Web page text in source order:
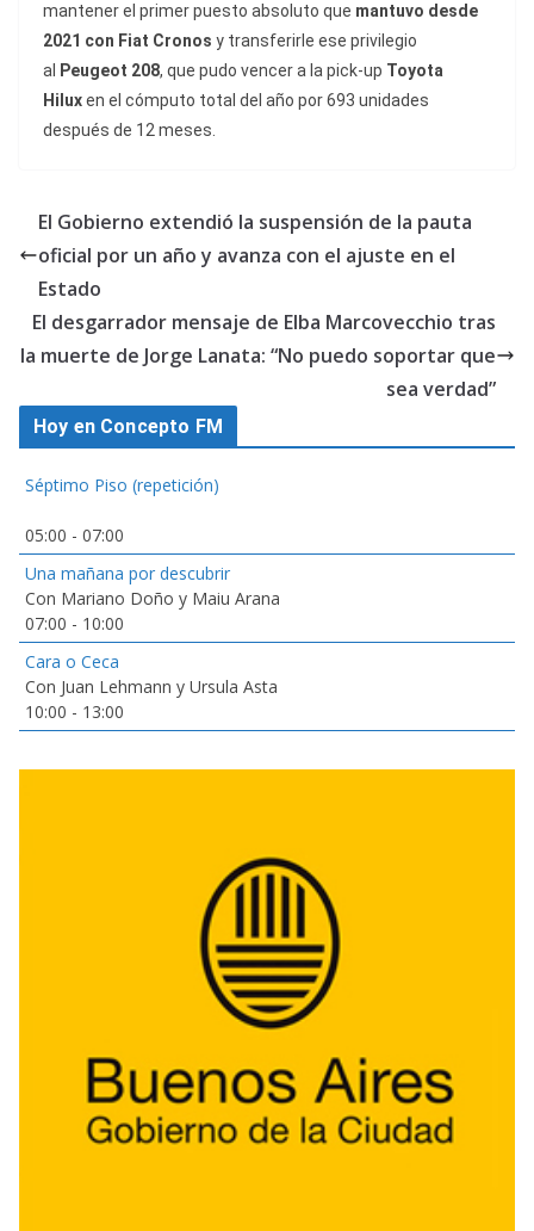
mantener el primer puesto absoluto que mantuvo desde
2021 con Fiat Cronos y transferirle ese privilegio
al Peugeot 208, que pudo vencer a la pick-up Toyota
Hiluxen el cómputo total del año por 693 unidades
después de 12 meses.
El Gobierno extendió la suspensión de la pauta
oficial por un año y avanza con el ajuste en el
Estado
El desgarrador mensaje de Elba Marcovecchio tras
la muerte de Jorge Lanata: “No puedo soportar que
sea verdad”
Hoy en Concepto FM
Séptimo Piso (repetición)
05:00 - 07:00
Una mañana por descubrir
Con Mariano Doño y Maiu Arana
07:00 - 10:00
Cara o Ceca
Con Juan Lehmann y Ursula Asta
10:00 - 13:00